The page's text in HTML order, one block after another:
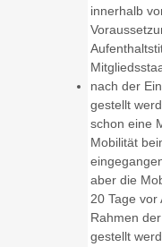
innerhalb
nach der
gestellt
schon eine
Mobilität
aber die
20 Tage vor
Rahmen
gestellt